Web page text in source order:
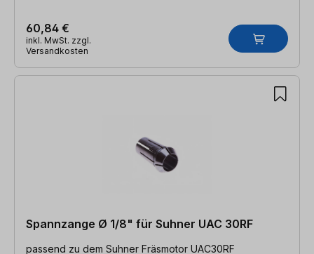
60,84 €
inkl. MwSt. zzgl.
Versandkosten
Spannzange Ø 1/8" für Suhner UAC 30RF
passend zu dem Suhner Fräsmotor UAC30RF